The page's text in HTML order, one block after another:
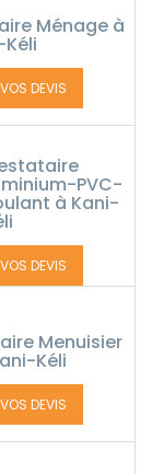
Ménage à
DEVIS
PVC-
à Kani-
DEVIS
Menuisier
Kéli
DEVIS